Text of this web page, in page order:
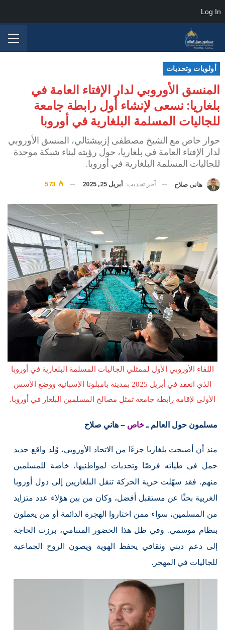
أولويات وتحديات
المنسق الأوروبي لدار الإفتاء العامة في
بلغاريا: نسعى لإنشاء أول رابطة جامعة
للجاليات المسلمة البلغارية في أوروبا
حوار خاص مع الشيخ مصطفى إزبيشتالي، المنسق الأوروبي
لدار الإفتاء العامة في بلغاريا، حول رؤيته لبناء شبكة موحدة
للجاليات المسلمة البلغارية في أوروبا.
هانى صلاح آخر تحديث: أبريل 25, 2025
اللقاء الأوروبي الأول لممثلي الجاليات المسلمة البلغارية في أوروبا
الذي انعقد في أبريل 2025 بمدينة بامبلونا الإسبانية ووضع الأسس
الأولى لإقامة رابطة جامعة تمثل مصالح المسلمين البلغار في أوروبا.
مسلمون حول العالم ـخاص – هاني صلاح
منذ أن أصبحت بلغاريا جزءًا من الاتحاد الأوروبي، وُلد واقع جديد
حمل في طياته فرصًا وتحديات لمواطنيها، خاصة للمسلمين
منهم. فقد سهّلت حرية الحركة تنقل البلغاريين إلى دول أوروبا
الغربية بحثًا عن مستقبل أفضل، وكان من بين هؤلاء عدد متزايد
من المسلمين، سواء ممن اختاروا الهجرة الدائمة أو من يعملون
بنظام موسمي. وفي ظل هذا الحضور المتنامي، برزت الحاجة
إلى دعم ديني وثقافي يحفظ الهوية ويصون الروح الجماعية
للجاليات في المهجر.
Log In